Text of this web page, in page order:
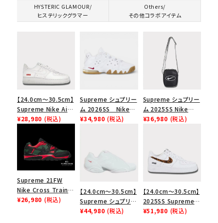
HYSTERIC GLAMOUR/
ヒステリックグラマー
Others/
その他コラボアイテム
【24.0cm～30.5cm】
Supreme Nike Air
Force 1 Low シュプ
ース１スニーカー シ
ューズ ホワイト
¥28,980 (税込)
Supreme シュプリー
ム 2026SS Nike
SB Air Max 2 CB 94
¥34,980 (税込)
Supreme シュプリー
ム 2025SS Nike
Leather Shoulder
¥36,980 (税込)
Supreme 21FW
Nike Cross Trainer
Low ナイキクロスト
¥26,980 (税込)
【24.0cm～30.5cm】
Supreme シュプリー
ム 2023AW Nike
¥44,980 (税込)
【24.0cm～30.5cm】
2025SS Supreme
GOODENOUGH
¥51,980 (税込)